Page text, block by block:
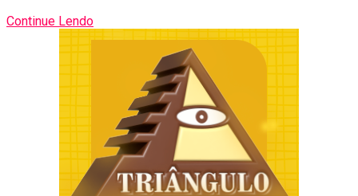
Continue Lendo